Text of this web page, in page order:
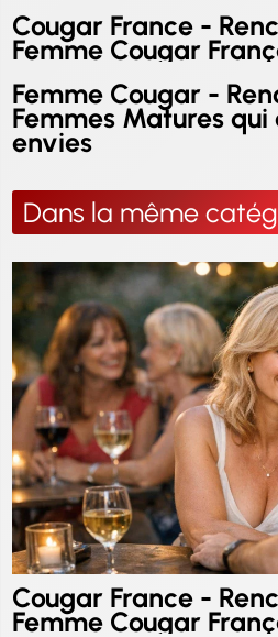
Cougar France -
Femme Cougar
Femme Cougar -
Femmes Matures
envies
Dans la même
Cougar France -
Femme Cougar